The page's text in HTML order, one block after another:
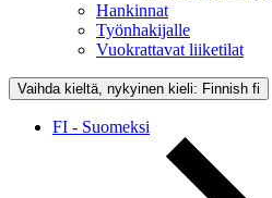
Hankinnat
Työnhakijalle
Vuokrattavat liiketilat
Vaihda kieltä, nykyinen kieli: Finnish fi
FI - Suomeksi